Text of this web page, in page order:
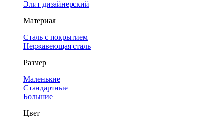
Элит дизайнерский
Материал
Сталь с покрытием
Нержавеющая сталь
Размер
Маленькие
Стандартные
Большие
Цвет